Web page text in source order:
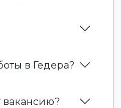
в Гедера?
вакансию?